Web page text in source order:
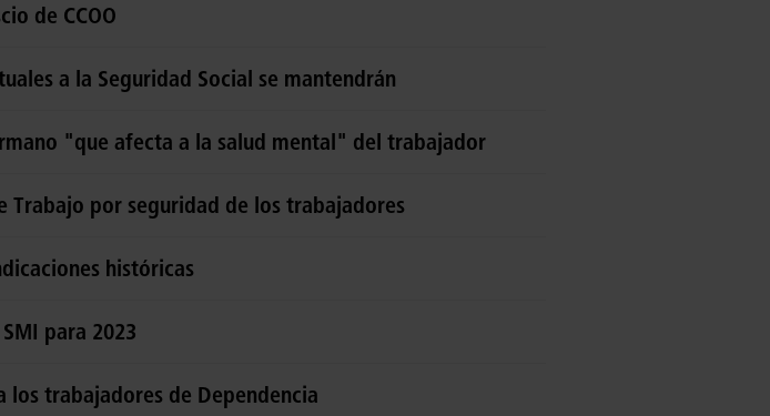
de CCOO
a la Seguridad Social se mantendrán
"que afecta a la salud mental" del trabajador
Trabajo por seguridad de los trabajadores
históricas
para 2023
los trabajadores de Dependencia